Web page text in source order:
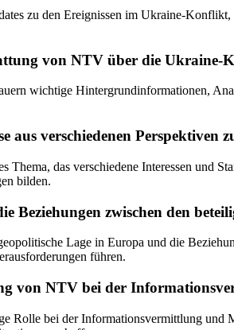
zu den Ereignissen im Ukraine-
von NTV über die Ukraine-
wichtige Hintergrundinformationen,
verschiedenen Perspektiven
das verschiedene Interessen und
bilden.
Beziehungen zwischen den
Lage in Europa und die
führen.
von NTV bei der
Rolle bei der Informationsvermittlung